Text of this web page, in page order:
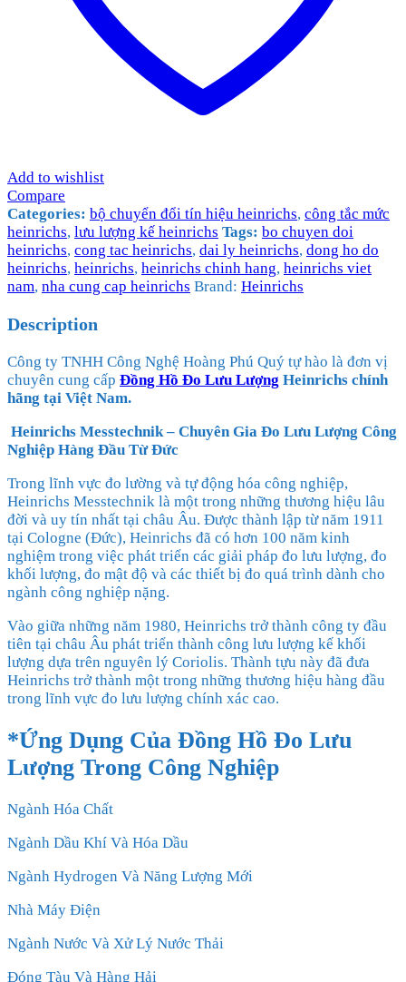
Add to wishlist
Compare
Categories: bộ chuyển đổi tín hiệu heinrichs, công tắc mức
heinrichs, lưu lượng kế heinrichs Tags: bo chuyen doi
heinrichs, cong tac heinrichs, dai ly heinrichs, dong ho do
heinrichs, heinrichs, heinrichs chinh hang, heinrichs viet
nam, nha cung cap heinrichs Brand: Heinrichs
Description
Công ty TNHH Công Nghệ Hoàng Phú Quý tự hào là đơn vị
chuyên cung cấp Đồng Hồ Đo Lưu Lượng Heinrichs chính
hãng tại Việt Nam.
Heinrichs Messtechnik – Chuyên Gia Đo Lưu Lượng Công
Nghiệp Hàng Đầu Từ Đức
Trong lĩnh vực đo lường và tự động hóa công nghiệp,
Heinrichs Messtechnik là một trong những thương hiệu lâu
đời và uy tín nhất tại châu Âu. Được thành lập từ năm 1911
tại Cologne (Đức), Heinrichs đã có hơn 100 năm kinh
nghiệm trong việc phát triển các giải pháp đo lưu lượng, đo
khối lượng, đo mật độ và các thiết bị đo quá trình dành cho
ngành công nghiệp nặng.
Vào giữa những năm 1980, Heinrichs trở thành công ty đầu
tiên tại châu Âu phát triển thành công lưu lượng kế khối
lượng dựa trên nguyên lý Coriolis. Thành tựu này đã đưa
Heinrichs trở thành một trong những thương hiệu hàng đầu
trong lĩnh vực đo lưu lượng chính xác cao.
*Ứng Dụng Của Đồng Hồ Đo Lưu
Lượng Trong Công Nghiệp
Ngành Hóa Chất
Ngành Dầu Khí Và Hóa Dầu
Ngành Hydrogen Và Năng Lượng Mới
Nhà Máy Điện
Ngành Nước Và Xử Lý Nước Thải
Đóng Tàu Và Hàng Hải